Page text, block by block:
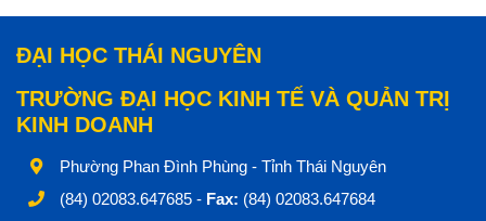
ĐẠI HỌC THÁI NGUYÊN
TRƯỜNG ĐẠI HỌC KINH TẾ VÀ QUẢN TRỊ
KINH DOANH
Phường Phan Đình Phùng - Tỉnh Thái Nguyên
(84) 02083.647685 - Fax: (84) 02083.647684